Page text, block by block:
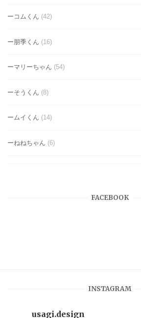
ーコムくん (42)
ー朋季くん (16)
ーマリーちゃん (54)
ーそうくん (8)
ームイくん (14)
ーねねちゃん (6)
FACEBOOK
INSTAGRAM
usagi.design